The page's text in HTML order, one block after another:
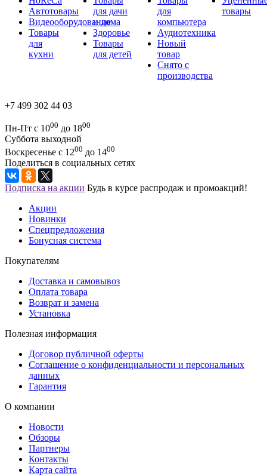
Автотовары
Видеооборудование
Товары
для
кухни
для дачи
и дома
Здоровье
Товары
для детей
для
компьютера
Аудиотехника
Новый
товар
Снято с
производства
товары
+7 499 302 44 03
Пн-Пт с 1000 до 1800
Суббота выходной
Воскресенье с 1200 до 1400
Поделиться в социальных сетях
Подписка на акции Будь в курсе распродаж и промоакций!
Акции
Новинки
Спецпредложения
Бонусная система
Покупателям
Доставка и самовывоз
Оплата товара
Возврат и замена
Установка
Полезная информация
Договор публичной оферты
Соглашение о конфиденциальности и персональных
данных
Гарантия
О компании
Новости
Обзоры
Партнеры
Контакты
Карта сайта